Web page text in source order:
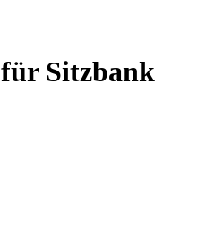
Sitzbank